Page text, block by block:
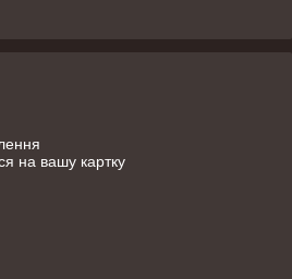
на вашу картку